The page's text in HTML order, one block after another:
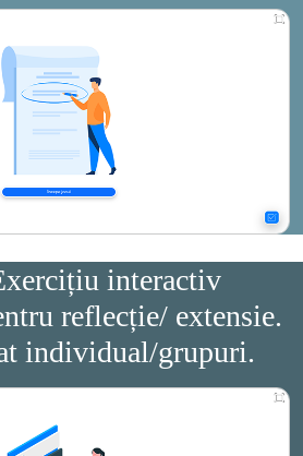
interactiv
reflecție/ extensie.
individual/grupuri.